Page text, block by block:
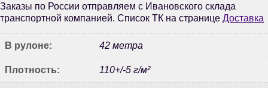
Заказы по России отправляем с Ивановского склада
транспортной компанией. Список ТК на странице Доставка
В рулоне: 42 метра
Плотность: 110+/-5 г/м²